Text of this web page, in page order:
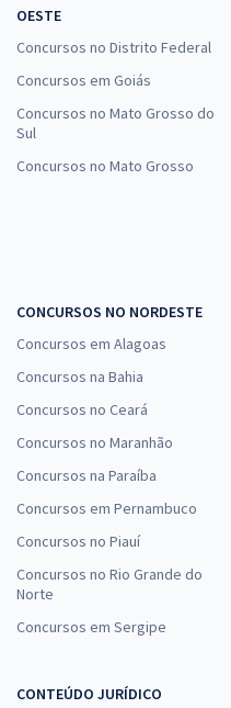
OESTE
Concursos no Distrito Federal
Concursos em Goiás
Concursos no Mato Grosso do
Sul
Concursos no Mato Grosso
CONCURSOS NO NORDESTE
Concursos em Alagoas
Concursos na Bahia
Concursos no Ceará
Concursos no Maranhão
Concursos na Paraíba
Concursos em Pernambuco
Concursos no Piauí
Concursos no Rio Grande do
Norte
Concursos em Sergipe
CONTEÚDO JURÍDICO